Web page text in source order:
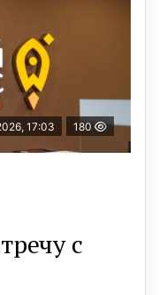
17:03 180
с